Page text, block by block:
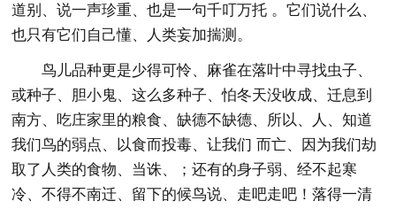
道别、说一声珍重、也是一句千叮万托 。它们说什么、
也只有它们自己懂、人类妄加揣测。
鸟儿品种更是少得可怜、麻雀在落叶中寻找虫子、
或种子、胆小鬼、这么多种子、怕冬天没收成、迁息到
南方、吃庄家里的粮食、缺德不缺德、所以、人、知道
我们鸟的弱点、以食而投毒、让我们 而亡、因为我们劫
取了人类的食物、当诛、；还有的身子弱、经不起寒
冷、不得不南迁、留下的候鸟说、走吧走吧！落得一清